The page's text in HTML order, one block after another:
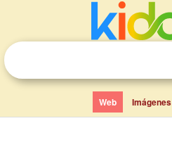
Web Imágenes